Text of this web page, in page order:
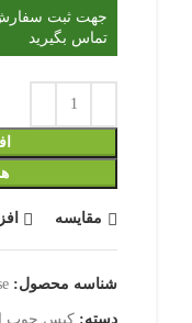
تماس بگیرید
مقایسه
شناسه محصول:
دسته: کیس چوب